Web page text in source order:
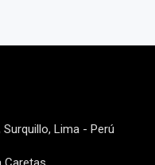
Surquillo, Lima - Perú